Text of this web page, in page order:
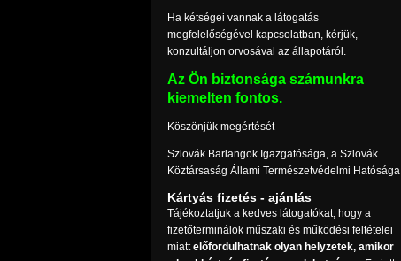
Ha kétségei vannak a látogatás
megfelelőségével kapcsolatban, kérjük,
konzultáljon orvosával az állapotáról.
Az Ön biztonsága számunkra
kiemelten fontos.
Köszönjük megértését
Szlovák Barlangok Igazgatósága, a Szlovák
Köztársaság Állami Természetvédelmi Hatósága
Kártyás fizetés - ajánlás
Tájékoztatjuk a kedves látogatókat, hogy a
fizetőterminálok műszaki és működési feltételei
miattelőfordulhatnak olyan helyzetek, amikor